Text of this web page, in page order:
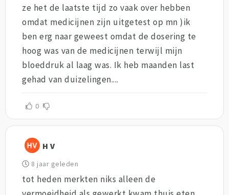
ze het de laatste tijd zo vaak over hebben
omdat medicijnen zijn uitgetest op mn )ik
ben erg naar geweest omdat de dosering te
hoog was van de medicijnen terwijl mijn
bloeddruk al laag was. Ik heb maanden last
gehad van duizelingen....
0
H V
8 jaar geleden
tot heden merkten niks alleen de